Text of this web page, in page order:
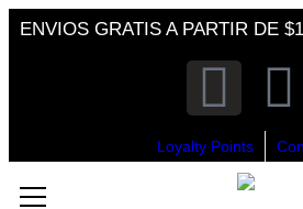
ENVIOS GRATIS A PARTIR DE
Loyalty Points